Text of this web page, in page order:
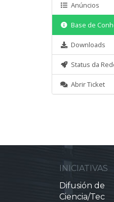
Anúncios
Base de
Downloads
Status da
Abrir Ticket
INICIATIVAS
Difusión de
Ciencia/Tec